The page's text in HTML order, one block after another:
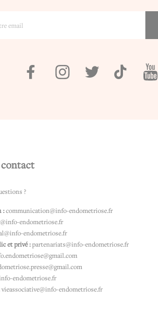
contact
?
:communication@info-endometriose.fr
endometriose.fr
endometriose.fr
et privé :partenariats@info-endometriose.fr
endometriose.fr
vieassociative@info-endometriose.fr